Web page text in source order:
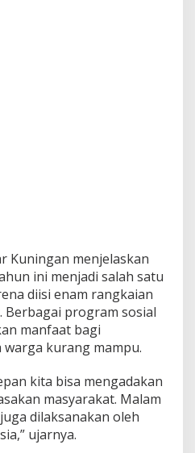
Kuningan menjelaskan
ini menjadi salah satu
diisi enam rangkaian
Berbagai program sosial
manfaat bagi
kurang mampu.
kita bisa mengadakan
masyarakat. Malam
dilaksanakan oleh
ujarnya.